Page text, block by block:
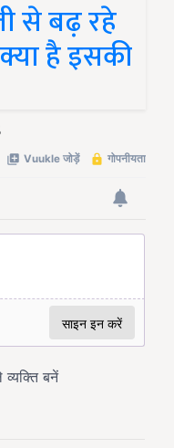
से बढ़ रहे
है इसकी